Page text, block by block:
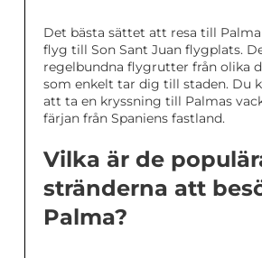
Det bästa sättet att resa till
flyg till Son Sant Juan flygplats.
regelbundna flygrutter från olika
som enkelt tar dig till staden. Du
att ta en kryssning till Palmas
färjan från Spaniens fastland.
Vilka är de
stränderna att
Palma?